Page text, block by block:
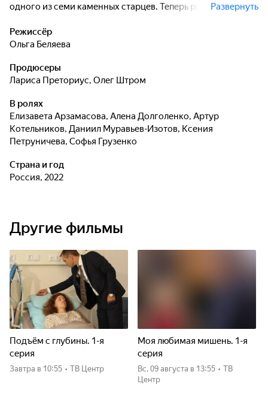
одного из семи каменных старцев. Теперь ребятам
разгадать тайну семи легенд и не дать владычице хаоса
Эль победить. Для этого им нужно побороть свои страхи,
Развернуть
Режиссёр
Ольга Беляева
Продюсеры
Лариса Преториус, Олег Штром
В ролях
Елизавета Арзамасова, Алена Долголенко, Артур
Котельников, Даниил Муравьев-Изотов, Ксения
Петруничева, Софья Грузенко
Страна и год
Россия, 2022
Другие фильмы
Подъём с глубины. 1-я
серия
Завтра в 10:55 • ТВ Центр
Моя любимая мишень. 1-я
серия
вс, 09 августа в 13:55 • ТВ
Центр